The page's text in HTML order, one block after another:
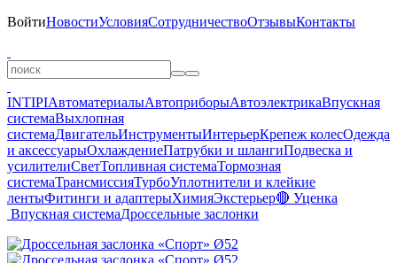
ВойтиНовостиУсловияСотрудничествоОтзывыКонтакты
INTIPIАвтоматериалыАвтоприборыАвтоэлектрикаВпускная
системаВыхлопная
системаДвигательИнструментыИнтерьерКрепеж колесОдежда
и аксессуарыОхлаждениеПатрубки и шлангиПодвеска и
усилителиСветТопливная системаТормозная
системаТрансмиссияТурбоУплотнители и клейкие
лентыФитинги и адаптерыХимияЭкстерьер🔴 Уценка
Впускная системаДроссельные заслонки